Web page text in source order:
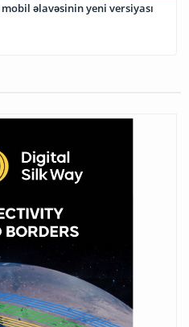
əlavəsinin yeni versiyası